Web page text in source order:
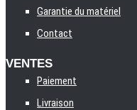
Garantie du matériel
Contact
VENTES
Paiement
Livraison